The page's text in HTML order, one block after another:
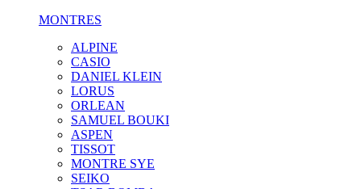
MONTRES
ALPINE
CASIO
DANIEL KLEIN
LORUS
ORLEAN
SAMUEL BOUKI
ASPEN
TISSOT
MONTRE SYE
SEIKO